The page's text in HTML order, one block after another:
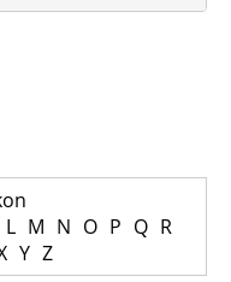
L M N O P Q R
Y Z